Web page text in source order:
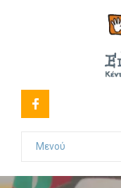
Μενού
Το Κέντρο